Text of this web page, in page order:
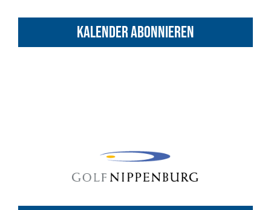
Kalender abonnieren